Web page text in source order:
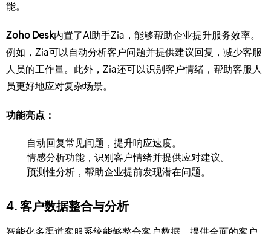
能。
Zoho Desk内置了AI助手Zia，能够帮助企业提升服务效率。
例如，Zia可以自动分析客户问题并提供建议回复，减少客服
人员的工作量。此外，Zia还可以识别客户情绪，帮助客服人
员更好地应对复杂场景。
功能亮点：
自动回复常见问题，提升响应速度。
情感分析功能，识别客户情绪并提供应对建议。
预测性分析，帮助企业提前发现潜在问题。
4. 客户数据整合与分析